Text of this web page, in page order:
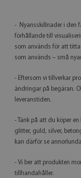
- Nyansskillnader i den
förhållande till
som används för att
som används – små
- Eftersom vi tillverkar
ändringar på begäran.
leveranstiden.
- Tänk på att du köper
glitter, guld, silver,
kan därför se
- Vi ber att produkten
tillhandahåller.